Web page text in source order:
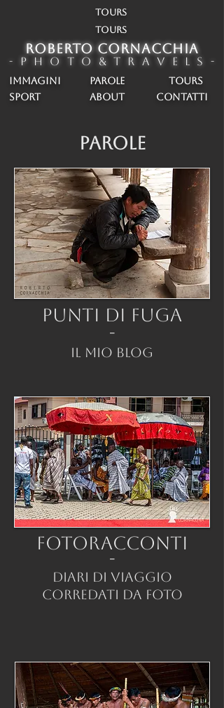
TOURS
TOURS
ROBERTO CORNACCHIA
- P h o t o & T r a v e l s -
IMMAGINI
SPORT
PAROLE
about
TOURS
CONTATTI
PAROLE
PUNTI DI FUGA
-
IL MIO BLOG
FOTORACCONTI
-
DIARI DI VIAGGIO
CORREDATI DA FOTO